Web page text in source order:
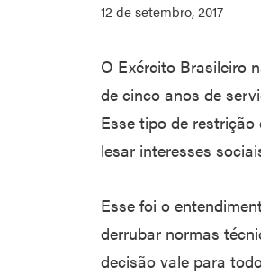
12 de setembro, 2017
O Exército Brasileiro
de cinco anos de
Esse tipo de
lesar interesses
Esse foi o
derrubar normas
decisão vale para